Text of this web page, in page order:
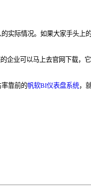
际情况。如果大家手头上
业可以马上去官网下载，
靠前的帆软BI仪表盘系统，